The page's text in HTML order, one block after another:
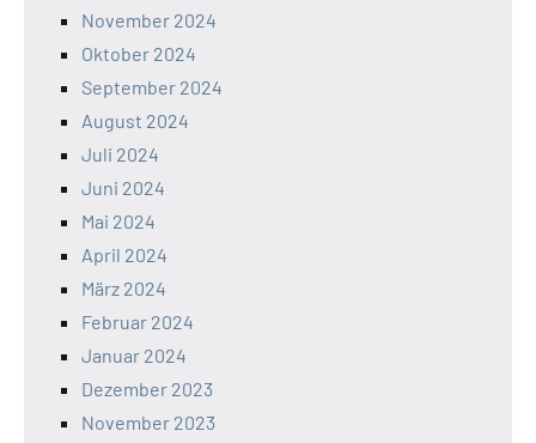
November 2024
Oktober 2024
September 2024
August 2024
Juli 2024
Juni 2024
Mai 2024
April 2024
März 2024
Februar 2024
Januar 2024
Dezember 2023
November 2023